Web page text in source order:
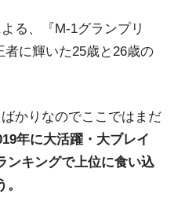
る、『M-1グランプリ
に輝いた25歳と26歳の
かりなのでここではまだ
年に大活躍・大ブレイ
ンキングで上位に食い込